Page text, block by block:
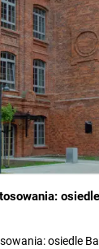
osiedle